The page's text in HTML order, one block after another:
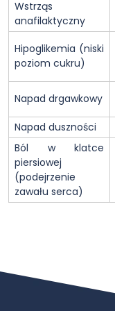
Wstrząs
anafilaktyczny
Hipoglikemia (niski
poziom cukru)
Napad drgawkowy
Napad duszności
Ból w klatce
piersiowej
(podejrzenie
zawału serca)